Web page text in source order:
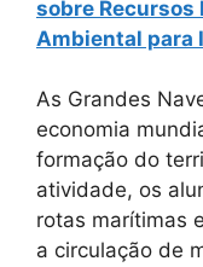
sobre Recursos
Ambiental para
As Grandes
economia
formação do
atividade, os
rotas marítimas
a circulação de